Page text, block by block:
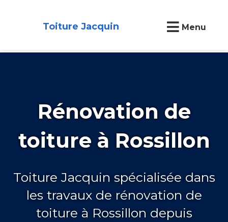
Toiture Jacquin Menu
Rénovation de
toiture à Rossillon
Toiture Jacquin spécialisée dans
les travaux de rénovation de
toiture à Rossillon depuis